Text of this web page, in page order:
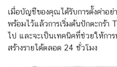
เมื่อบัญชีของคุณได้รับการตั้งค่าอย่
พร้อมไว้แล้วการเริ่มต้นปักตะกร้า
ไป และจะเป็นเทคนิคที่ช่วยให้กา
สร้างรายได้ตลอด 24 ชั่วโมง